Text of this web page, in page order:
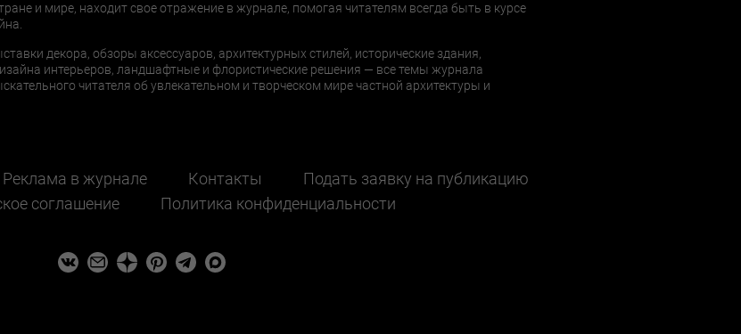
и мире, находит свое отражение в журнале, помогая читателям всегда быть в курсе
декора, обзоры аксессуаров, архитектурных стилей, исторические здания,
интерьеров, ландшафтные и флористические решения — все темы журнала
читателя об увлекательном и творческом мире частной архитектуры и
Реклама в журнале Контакты
Подать заявку на публикацию
соглашение
Политика конфиденциальности